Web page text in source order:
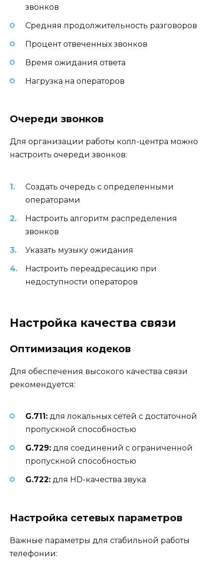
звонков
Средняя продолжительность разговоров
Процент отвеченных звонков
Время ожидания ответа
Нагрузка на операторов
Очереди звонков
Для организации работы колл-центра можно
настроить очереди звонков:
Создать очередь с определенными
операторами
Настроить алгоритм распределения
звонков
Указать музыку ожидания
Настроить переадресацию при
недоступности операторов
Настройка качества связи
Оптимизация кодеков
Для обеспечения высокого качества связи
рекомендуется:
G.711: для локальных сетей с достаточной
пропускной способностью
G.729: для соединений с ограниченной
пропускной способностью
G.722: для HD-качества звука
Настройка сетевых параметров
Важные параметры для стабильной работы
телефонии: